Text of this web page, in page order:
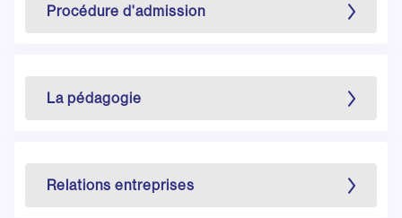
Procédure d'admission
La pédagogie
Relations entreprises